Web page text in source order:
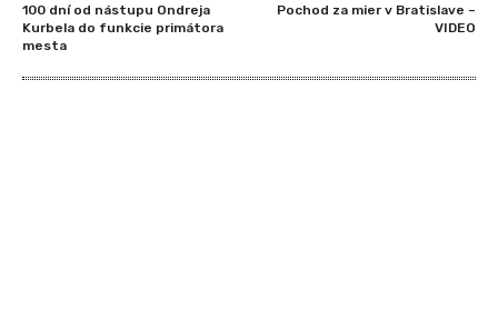
100 dní od nástupu Ondreja
Kurbela do funkcie primátora
mesta
Pochod za mier v Bratislave –
VIDEO